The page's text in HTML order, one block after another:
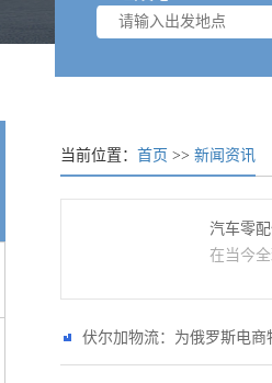
当前位置：首页 >>新闻资讯
汽车零
在当今
伏尔加物流：为俄罗斯电